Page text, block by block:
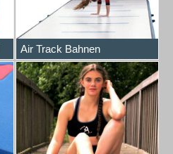
Air Track Bahnen